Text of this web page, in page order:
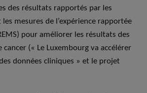
des résultats rapportés par les
mesures de l’expérience rapportée
pour améliorer les résultats des
(« Le Luxembourg va accélérer
données cliniques » et le projet